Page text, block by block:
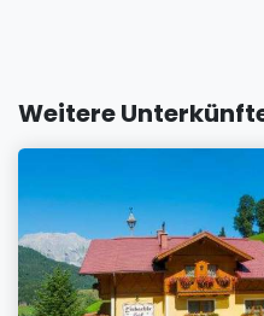
Weitere